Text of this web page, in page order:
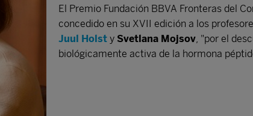
El Premio Fundación BBVA Fronteras del
concedido en su XVII edición a los
Juul Holst y Svetlana Mojsov, "por el
biológicamente activa de la hormona